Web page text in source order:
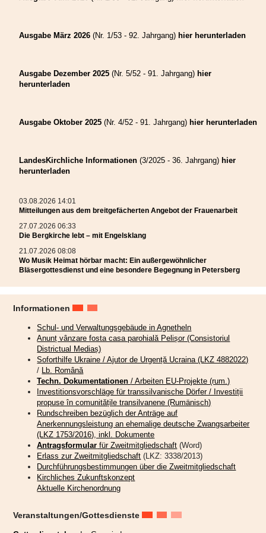
Frauen waren in der Öffentlichkeitsarbeit aktiv und sorgten für die
der Frauenarbeit im Bischofshaus in Hermannstadt erhältlich. Die Broschüre
Hauptanwalts unserer Kirche mit Finanzierung seitens des Martin-Luther-
Bundes gedruckt werden.
Frauen, die mit ihren Beiträgen zur Gestaltung des Rundbriefs beigetragen
haben. 100 Ausgaben wurden bis zum Jubiläumsjahr 2025 zusammengestellt
beschreitet mutig und vertrauensvoll neue Wege.
www.frauenarbeit.round
Die Bergkirche lebt – mit
Engelsklang
„Endlich sind die Engel an ihrem Platz,“freut sich die Initiatorin
Katharina Schmidt in ihrer Rede in der Bergkirche Mitte Juli in
Hetzeldorf anlässlich eines feierlichen Gottesdienstes zur Fertigstellung
Die Kirche auf dem Hetzeldorfer Friedhof wurde dank zahlreicher Spenden in
Ausgabe März 2026 (Nr. 1/53 - 92. Jahrgang)hier herunterladen
Ausgabe Dezember 2025 (Nr. 5/52 - 91. Jahrgang)hier
herunterladen
Ausgabe Oktober 2025 (Nr. 4/52 - 91. Jahrgang)hier herunterladen
LandesKirchliche Informationen (3/2025 - 36. Jahrgang)hier
herunterladen
03.08.2026 14:01
Mitteilungen aus dem breitgefächerten Angebot der Frauenarbeit
27.07.2026 06:33
Die Bergkirche lebt – mit Engelsklang
21.07.2026 08:08
Wo Musik Heimat hörbar macht: Ein außergewöhnlicher
Bläsergottesdienst und eine besondere Begegnung in Petersberg
Informationen
Schul- und Verwaltungsgebäude in Agnetheln
Anunț vânzare fosta casa parohială Pelișor (Consistoriul
Districtual Mediaș)
Soforthilfe Ukraine / Ajutor de Urgență Ucraina (LKZ 4882022)
/ Lb. Română
Techn. Dokumentationen/ Arbeiten EU-Projekte (rum.)
Investitionsvorschläge für transsilvanische Dörfer / Investiții
propuse în comunitățile transilvanene (Rumänisch)
Rundschreiben bezüglich der Anträge auf
Anerkennungsleistung an ehemalige deutsche Zwangsarbeiter
(LKZ 1753/2016), inkl. Dokumente
Antragsformular für Zweitmitgliedschaft (Word)
Erlass zur Zweitmitgliedschaft (LKZ: 3338/2013)
Durchführungsbestimmungen über die Zweitmitgliedschaft
Kirchliches Zukunftskonzept
Aktuelle Kirchenordnung
Veranstaltungen/Gottesdienste